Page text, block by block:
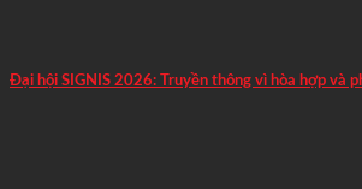
Đại hội SIGNIS 2026: Truyền thông vì hòa hợp và